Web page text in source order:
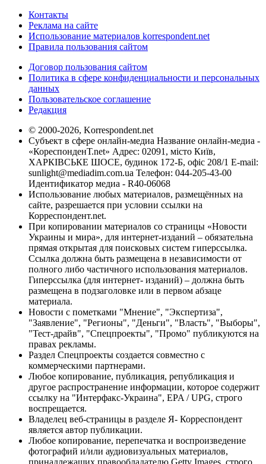
Контакты
Реклама на сайте
Использование материалов korrespondent.net
Правила пользования сайтом
Договор пользования сайтом
Политика в сфере конфиденциальности и персональных
данных
Пользовательское соглашение
Редакция
© 2000-2026, Korrespondent.net
Субъект в сфере онлайн-медиа Название онлайн-медиа -
«КореспонденТ.net» Адрес: 02091, місто Київ,
ХАРКІВСЬКЕ ШОСЕ, будинок 172-Б, офіс 208/1 E-mail:
sunlight@mediadim.com.ua Телефон: 044-205-43-00
Идентификатор медиа - R40-06068
Использование любых материалов, размещённых на
сайте, разрешается при условии ссылки на
Корреспондент.net.
При копировании материалов со страницы «Новости
Украины и мира», для интернет-изданий – обязательна
прямая открытая для поисковых систем гиперссылка.
Ссылка должна быть размещена в независимости от
полного либо частичного использования материалов.
Гиперссылка (для интернет- изданий) – должна быть
размещена в подзаголовке или в первом абзаце
материала.
Новости с пометками "Мнение", "Экспертиза",
"Заявление", "Регионы", "Деньги", "Власть", "Выборы",
"Тест-драйв", "Спецпроекты", "Промо" публикуются на
правах рекламы.
Раздел Спецпроекты создается совместно с
коммерческими партнерами.
Любое копирование, публикация, републикация и
другое распространение информации, которое содержит
ссылку на "Интерфакс-Украина", EPA / UPG, строго
воспрещается.
Владелец веб-страницы в разделе Я- Корреспондент
является автор публикации.
Любое копирование, перепечатка и воспроизведение
фотографий и/или аудиовизуальных материалов,
принадлежащих правообладателю Getty Images, строго